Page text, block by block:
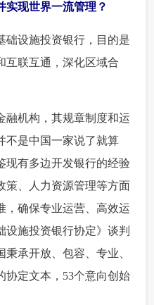
实现世界一流管理？
设施投资银行，目的是
互联互通，深化区域合
机构，其规章制度和运
不是中国一家说了就算
现有多边开发银行的经验
策、人力资源管理等方面
，确保专业运营、高效运
设施投资银行协定》谈判
承开放、包容、专业、
协定文本，53个意向创始